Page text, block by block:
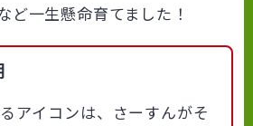
ど一生懸命育てました！
アイコンは、さーすんがそ